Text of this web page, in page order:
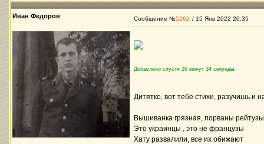
Иван Федоров Сообщение №5262 / 15 Янв 2022 20:35
Добавлено спустя 26 минут 34 секунды:
Дитятко, вот тебе стихи, разучишь и
Вышиванка грязная, порваны рейтузы
Это украинцы , это не французы
Хату развалили, все их обижают